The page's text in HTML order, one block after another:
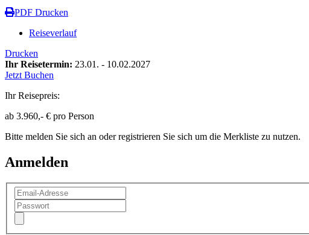
PDF Drucken
Reiseverlauf
Drucken
Ihr Reisetermin: 23.01. - 10.02.2027
Jetzt Buchen
Ihr Reisepreis:
ab 3.960,- € pro Person
Bitte melden Sie sich an oder registrieren Sie sich um die Merkliste zu nutzen.
Anmelden